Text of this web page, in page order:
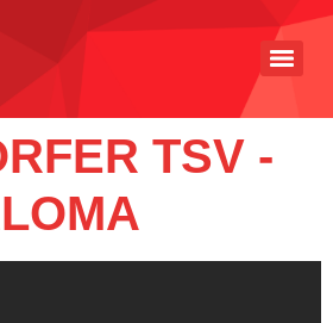
TSV -